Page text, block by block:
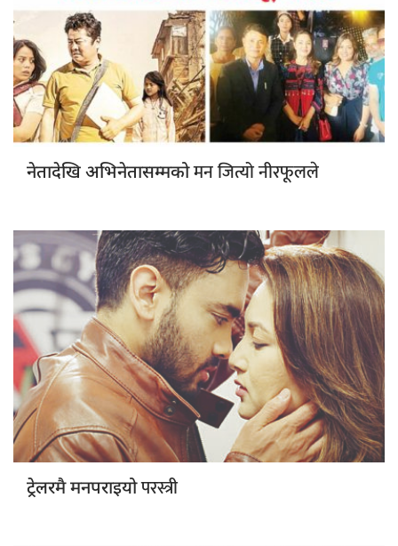
नेतादेखि अभिनेतासम्मकोमन जित्यो नीरफूलले
ट्रेलरमै मनपराइयोपरस्त्री